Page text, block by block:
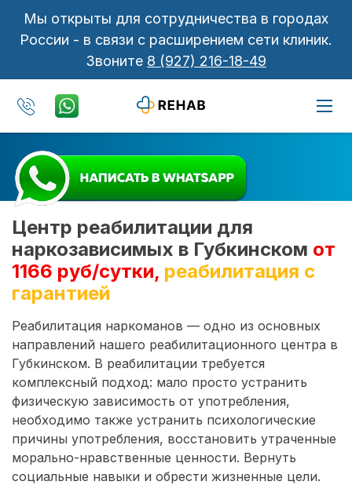
Мы открыты для сотрудничества в городах
России - в связи с расширением сети клиник.
Звоните 8 (927) 216-18-49
Центр реабилитации для
наркозависимых в Губкинском от
1166 руб/сутки, реабилитация с
гарантией
Реабилитация наркоманов — одно из основных
направлений нашего реабилитационного центра в
Губкинском. В реабилитации требуется
комплексный подход: мало просто устранить
физическую зависимость от употребления,
необходимо также устранить психологические
причины употребления, восстановить утраченные
морально-нравственные ценности. Вернуть
социальные навыки и обрести жизненные цели.